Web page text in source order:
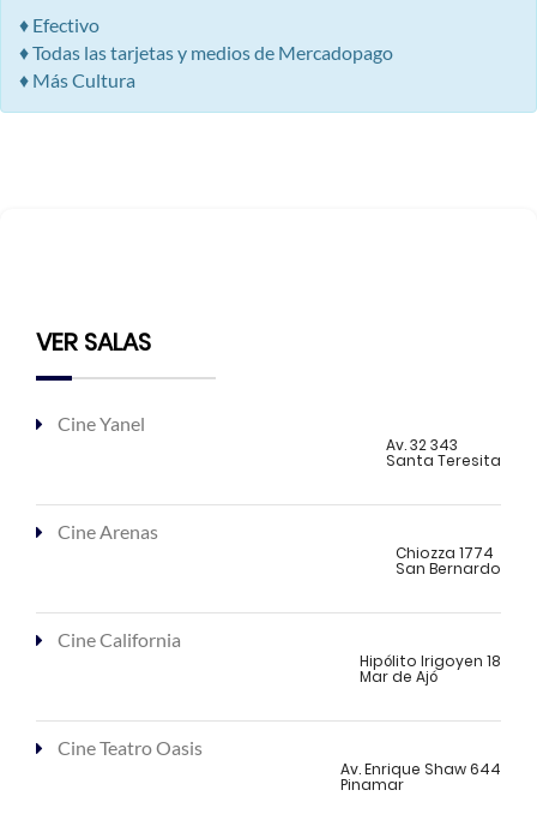
♦ Efectivo
♦ Todas las tarjetas y medios de Mercadopago
♦ Más Cultura
VER SALAS
Cine Yanel
Av. 32 343
Santa Teresita
Cine Arenas
Chiozza 1774
San Bernardo
Cine California
Hipólito Irigoyen 18
Mar de Ajó
Cine Teatro Oasis
Av. Enrique Shaw 644
Pinamar